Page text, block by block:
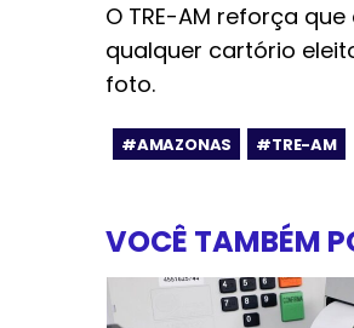
O TRE-AM reforça
qualquer cartório
foto.
#AMAZONAS #TRE-AM
VOCÊ TAMBÉM